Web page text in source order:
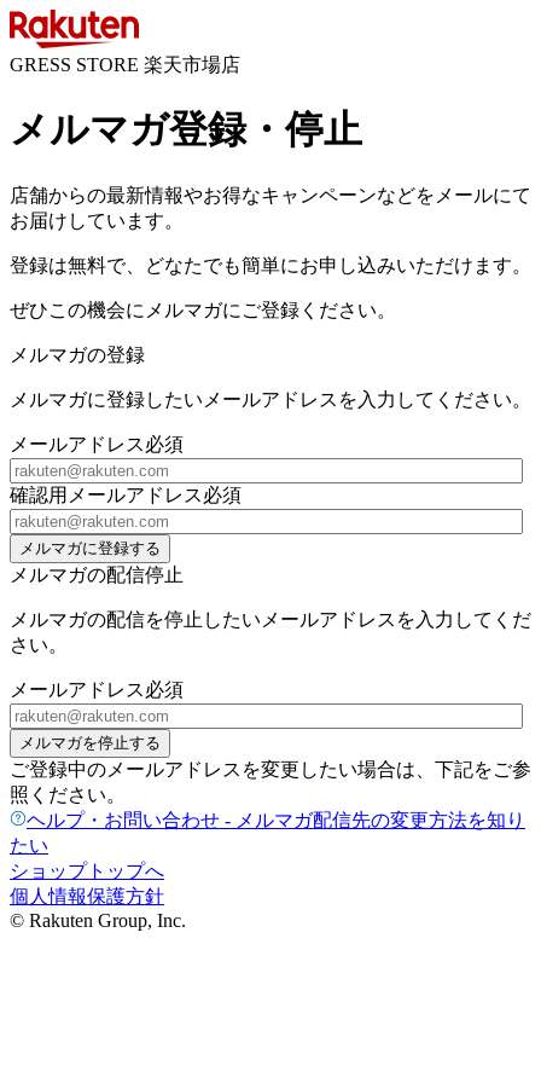
GRESS STORE 楽天市場店
メルマガ登録・停止
店舗からの最新情報やお得なキャンペーンなどをメールにて
お届けしています。
登録は無料で、どなたでも簡単にお申し込みいただけます。
ぜひこの機会にメルマガにご登録ください。
メルマガの登録
メルマガに登録したいメールアドレスを入力してください。
メールアドレス必須
確認用メールアドレス必須
メルマガに登録する
メルマガの配信停止
メルマガの配信を停止したいメールアドレスを入力してくだ
さい。
メールアドレス必須
メルマガを停止する
ご登録中のメールアドレスを変更したい場合は、下記をご参
照ください。
ヘルプ・お問い合わせ - メルマガ配信先の変更方法を知り
たい
ショップトップへ
個人情報保護方針
© Rakuten Group, Inc.